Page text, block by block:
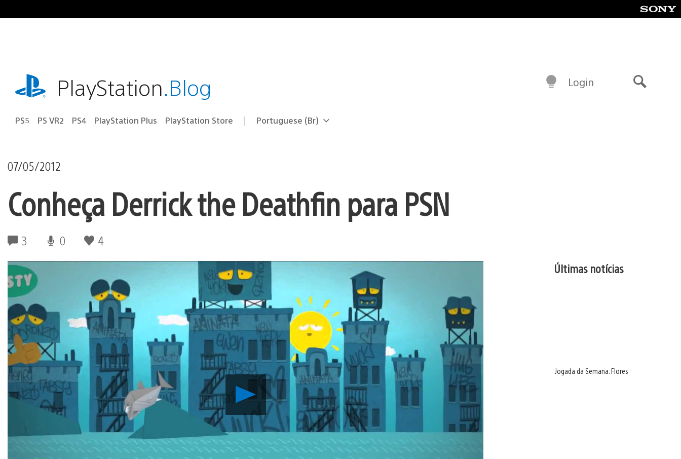
para
playstation.comPlayStation.Blog
PS5 PS VR2 PS4 PlayStation Plus PlayStation Store Selecione
Região
Portuguese (Br)
Login
07/05/2012
Conheça Derrick the Deathfin para PSN
3 0 4
Reproduzir
Conheça
Derrick
the
Deathfin
para
PSN
Vídeo
Últimas notícias
Jogada da Semana: Flores